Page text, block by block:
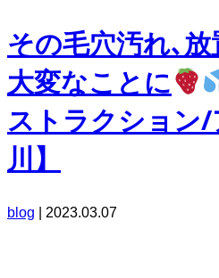
その毛穴汚れ､
大変なことに
ストラクション
川】
blog 2023.03.07